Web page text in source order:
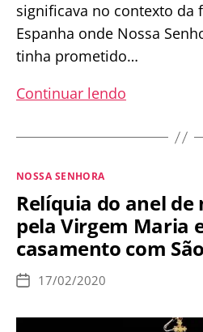
significava no contexto da
Espanha onde Nossa
tinha prometido…
Continuar lendo
da
a
Nossa
Senhora
Categorias
NOSSA SENHORA
Relíquia do anel de
pela Virgem Maria
casamento com
Data
publicação
17/02/2020